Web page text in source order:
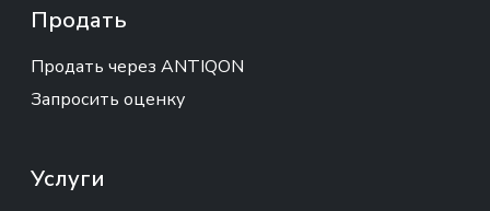
Продать
Продать через ANTIQON
Запросить оценку
Услуги